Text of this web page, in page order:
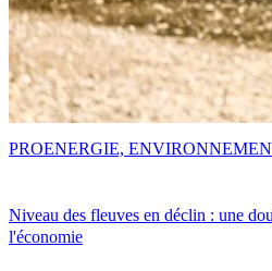
Niveau des fleuves en déclin : une
l'économie
PROENERGIE,